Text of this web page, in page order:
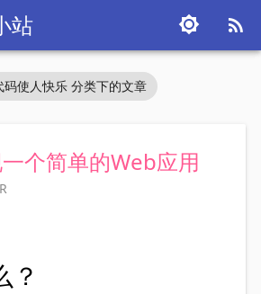
站  
使人快乐 分类下的文章
个简单的Web应用
？